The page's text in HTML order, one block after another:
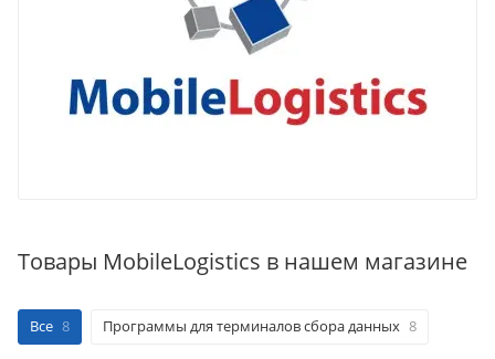
Товары MobileLogistics в нашем магазине
Все 8 Программы для терминалов сбора данных 8